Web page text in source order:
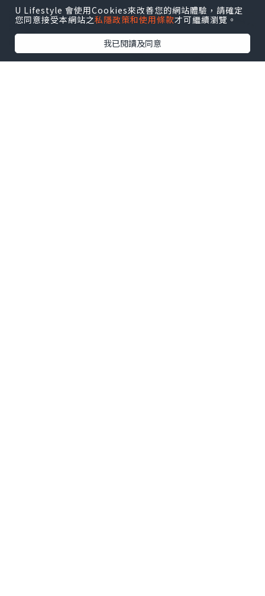
U Lifestyle 會使用Cookies來改善您的網站體驗，請確定
您同意接受本網站之私隱政策和使用條款才可繼續瀏覽。
我已閱讀及同意